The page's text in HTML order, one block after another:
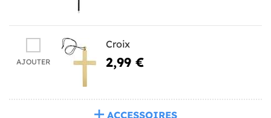
AJOUTER
Croix
2,99 €
ACCESSOIRES